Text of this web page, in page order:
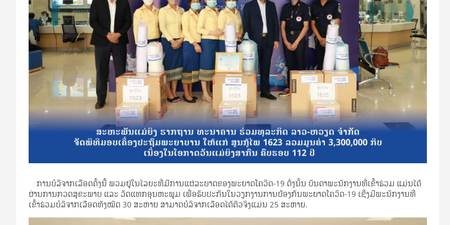
ການບໍລິຈາກເລືອດຄັ້ງນີ້ ພວມຢູ່ໃນໄລຍະທີ່ມີການແຜ່ລະບາດຂອງພະຍາດໂຄວິດ-19 ດັ່ງນັ້ນ ບັນດາພະນັກງານທີ່ເຂົ້າຮ່ວມ ແມ່ນໄດ້
ຜ່ານການກວດສຸຂະພາບ ແລະ ວັດແທກອຸນຫະພູມ ເພື່ອຮັບປະກັນໃນວຽກງານການປ້ອງກັນພະຍາດໂຄວິດ-19 ເຊີ່ງມີພະນັກງານທີ່
ເຂົ້າຮ່ວມບໍລິຈາກເລືອດທັງໝົດ 30 ສະຫາຍ ສາມາດບໍລິຈາກເລືອດໄດ້ຕົວຈິງແມ່ນ 25 ສະຫາຍ.